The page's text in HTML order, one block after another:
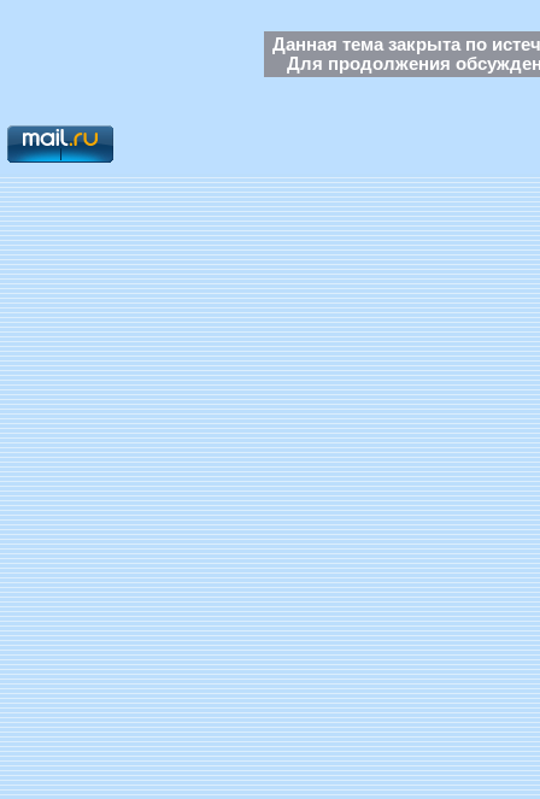
Данная тема закрыта по
Для продолжения